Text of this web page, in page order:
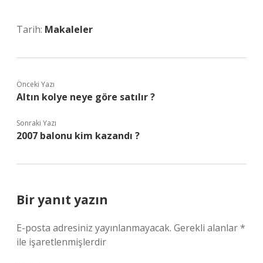
Tarih: Makaleler
Önceki Yazı
Altın kolye neye göre satılır ?
Sonraki Yazı
2007 balonu kim kazandı ?
Bir yanıt yazın
E-posta adresiniz yayınlanmayacak. Gerekli alanlar*
ile işaretlenmişlerdir